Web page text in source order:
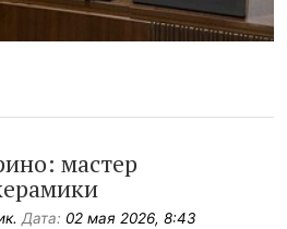
мастер
Дата: 02 мая 2026, 8:43